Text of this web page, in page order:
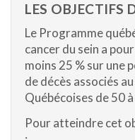
LES OBJECTIFS
Le Programme
cancer du sein a
moins 25 % sur une
de décès associés
Québécoises de 50
Pour atteindre cet